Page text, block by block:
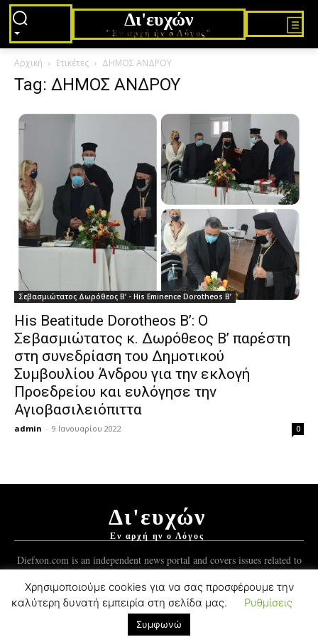
Δι'ευχών
"Εν αρχή ήν ο Λόγος"
Αρχική Ετικέτες ΔΗΜΟΣ ΑΝΔΡΟΥ
Tag: ΔΗΜΟΣ ΑΝΔΡΟΥ
Σεβασμιώτατος Δωρόθεος Β’ - His Eminence Dorotheos B’
His Beatitude Dorotheos B’: Ο
Σεβασμιώτατος κ. Δωρόθεος Β’ παρέστη
στη συνεδρίαση του Δημοτικού
Συμβουλίου Άνδρου για την εκλογή
Προεδρείου και ευλόγησε την
Αγιοβασιλειόπιττα
admin - 9 Ιανουαρίου 2022 0
Δι'ευχών
Εν αρχή ην ο Λόγος
Diefxon.com is an independent news portal and covers issues related to
© 2012-2021 Mykonos Ticker Group.ForgedSoft™
Χρησιμοποιούμε cookies για να σας προσφέρουμε την
καλύτερη δυνατή εμπειρία στη σελίδα μας.
Ρυθμίσεις
Συμφωνώ